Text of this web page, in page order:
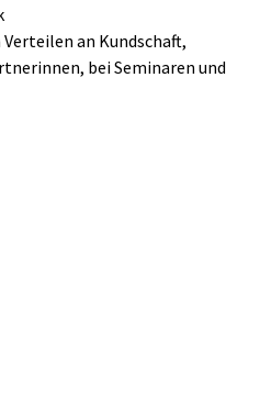
Verteilen an Kundschaft,
bei Seminaren und